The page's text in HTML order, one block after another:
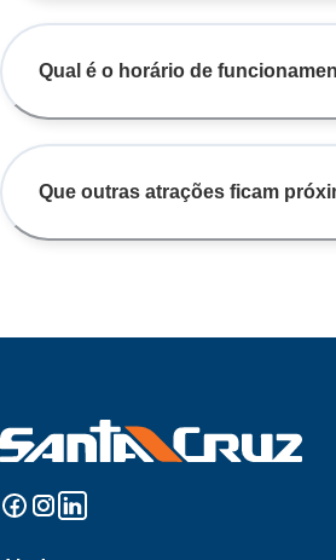
Qual é o horário de
Que outras atrações ficam